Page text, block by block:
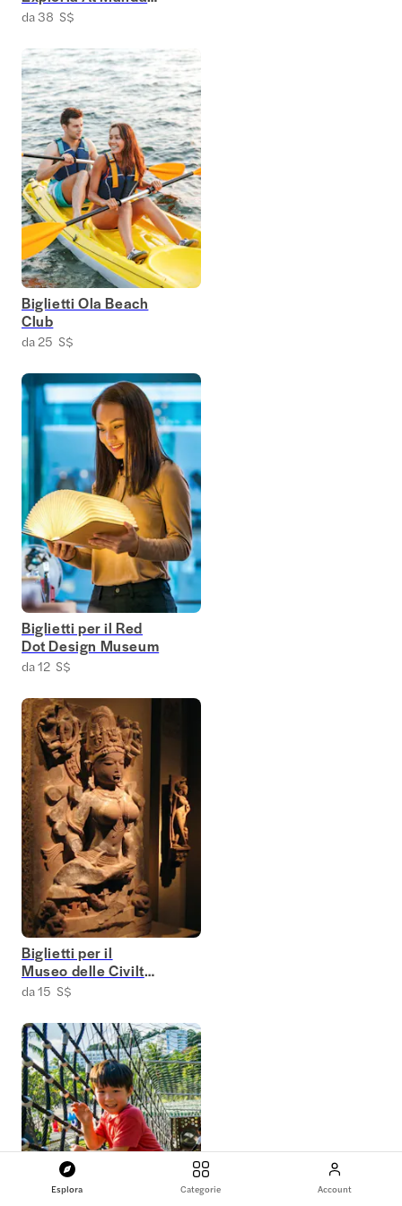
Esplora Categorie Account
Wildlife East
da 38 S$
Biglietti Ola Beach
Club
da 25 S$
Biglietti per il Red
Dot Design Museum
da 12 S$
Biglietti per il
Museo delle Civiltà
Asiatiche
da 15 S$